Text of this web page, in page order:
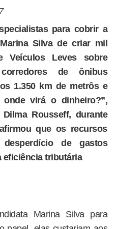
para cobrir a
Silva de criar mil
Veículos Leves sobre
de ônibus
1.350 km de metrôs e
onde virá o dinheiro?”,
Rousseff, durante
que os recursos
de gastos
eficiência tributária
Marina Silva para